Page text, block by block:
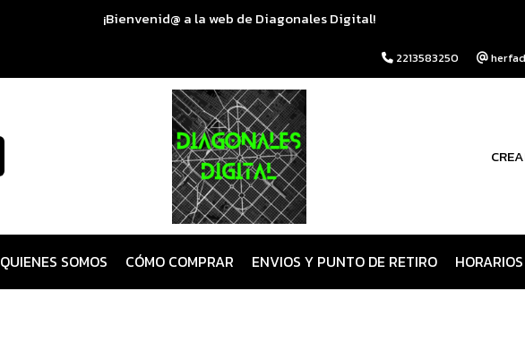
¡Bienvenid@ a la web de Diagonales Digital!
2213583250
QUIENES SOMOS CÓMO COMPRAR ENVIOS Y PUNTO DE RETIRO HORARIOS